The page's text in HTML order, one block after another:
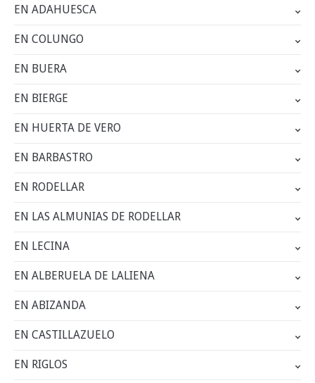
EN ADAHUESCA
EN COLUNGO
EN BUERA
EN BIERGE
EN HUERTA DE VERO
EN BARBASTRO
EN RODELLAR
EN LAS ALMUNIAS DE RODELLAR
EN LECINA
EN ALBERUELA DE LALIENA
EN ABIZANDA
EN CASTILLAZUELO
EN RIGLOS